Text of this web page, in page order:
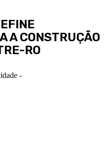
A CONSTRUÇÃO
RO
-